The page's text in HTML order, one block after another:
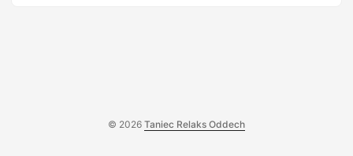
© 2026 Taniec Relaks Oddech